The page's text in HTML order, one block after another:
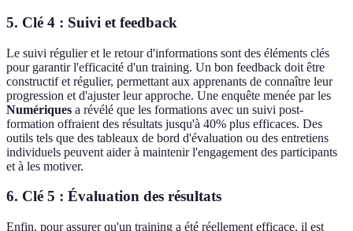
5. Clé 4 : Suivi et feedback
Le suivi régulier et le retour d'informations sont des éléments clés
pour garantir l'efficacité d'un training. Un bon feedback doit être
constructif et régulier, permettant aux apprenants de connaître leur
progression et d'ajuster leur approche. Une enquête menée par les
Numériques a révélé que les formations avec un suivi post-
formation offraient des résultats jusqu'à 40% plus efficaces. Des
outils tels que des tableaux de bord d'évaluation ou des entretiens
individuels peuvent aider à maintenir l'engagement des participants
et à les motiver.
6. Clé 5 : Évaluation des résultats
Enfin, pour assurer qu'un training a été réellement efficace, il est